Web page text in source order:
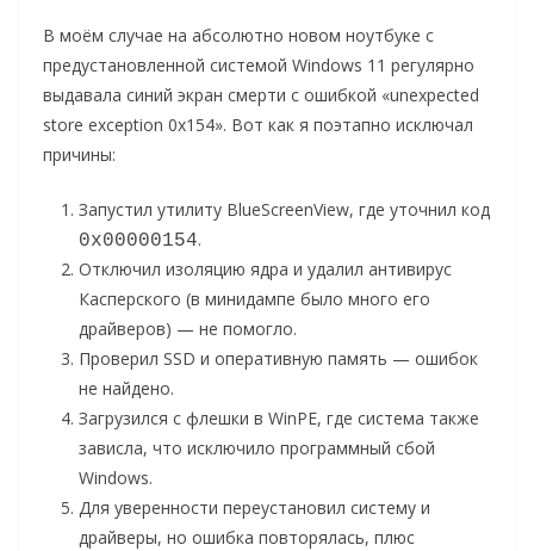
В моём случае на абсолютно новом ноутбуке с
предустановленной системой Windows 11 регулярно
выдавала синий экран смерти с ошибкой «unexpected
store exception 0x154». Вот как я поэтапно исключал
причины:
Запустил утилиту BlueScreenView, где уточнил код
0x00000154.
Отключил изоляцию ядра и удалил антивирус
Касперского (в минидампе было много его
драйверов) — не помогло.
Проверил SSD и оперативную память — ошибок
не найдено.
Загрузился с флешки в WinPE, где система также
зависла, что исключило программный сбой
Windows.
Для уверенности переустановил систему и
драйверы, но ошибка повторялась, плюс